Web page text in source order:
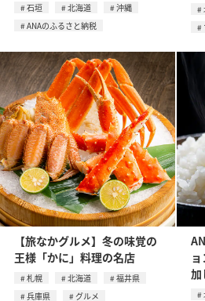
石垣 北海道
沖縄
ANAのふるさと納税
【旅なかグルメ】冬の味覚の
王様「かに」料理の名店
札幌 北海道
福井県
兵庫県
グルメ
加